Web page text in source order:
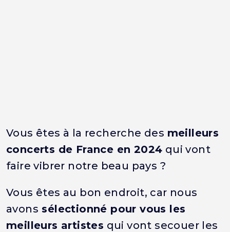
Vous êtes à la recherche des meilleurs
concerts de France en 2024 qui vont
faire vibrer notre beau pays ?
Vous êtes au bon endroit, car nous
avons sélectionné pour vous les
meilleurs artistes qui vont secouer les